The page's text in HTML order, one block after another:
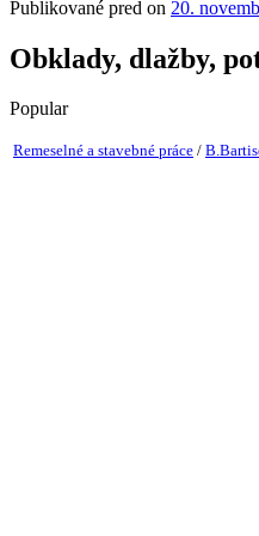
Publikované pred on 20.
Obklady, dlažby,
Popular
Remeselné a stavebné práce /